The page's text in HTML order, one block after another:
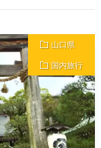
山口県
国内旅行